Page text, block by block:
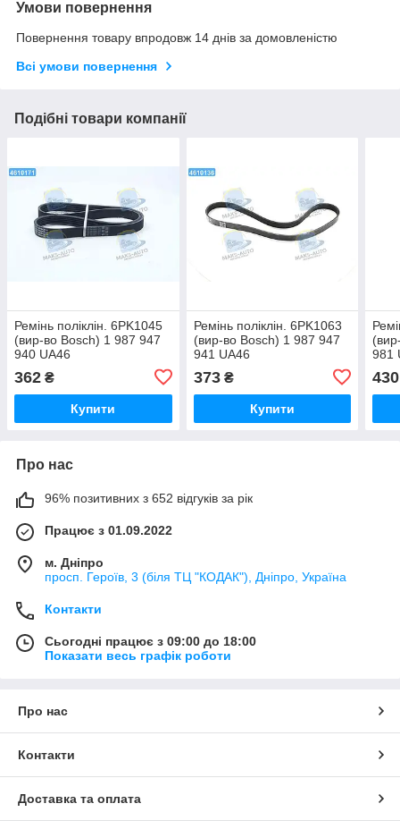
Умови повернення
Повернення товару впродовж 14 днів за домовленістю
Всі умови повернення
Подібні товари компанії
Ремінь поліклін. 6PK1045
(вир-во Bosch) 1 987 947
940 UA46
362 ₴
Купити
Ремінь поліклін. 6PK1063
(вир-во Bosch) 1 987 947
941 UA46
373₴
Купити
981
430
Про нас
96% позитивних з 652 відгуків за рік
Працює з 01.09.2022
м. Дніпро
просп. Героїв, 3 (біля ТЦ "КОДАК"), Дніпро, Україна
Контакти
Сьогодні працює з 09:00 до 18:00
Показати весь графік роботи
Про нас
Контакти
Доставка та оплата